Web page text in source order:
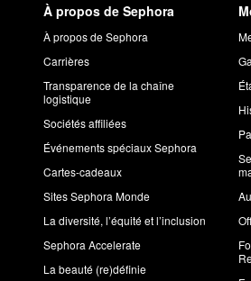
À propos de Sephora
À propos de Sephora
Carrières
Transparence de la chaîne
logistique
Sociétés affiliées
Événements spéciaux Sephora
Cartes-cadeaux
Sites Sephora Monde
La diversité, l’équité et l’inclusion
Sephora Accelerate
La beauté (re)définie